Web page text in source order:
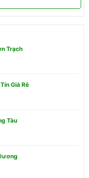
Trạch
Giá Rẻ
Tàu